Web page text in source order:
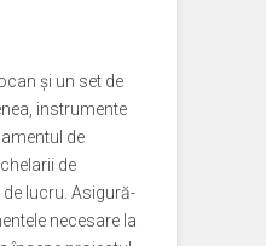
și un set de
instrumente
de
de
lucru. Asigură-
necesare la